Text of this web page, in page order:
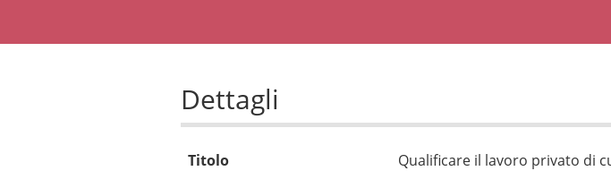
Dettagli
Titolo Qualificare il lavoro privato di